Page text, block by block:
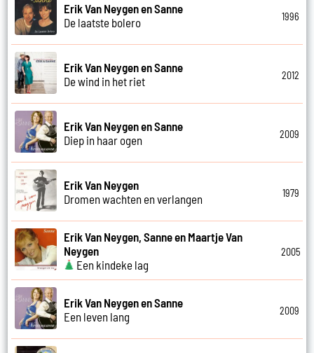
Erik Van Neygen en Sanne
De laatste bolero
1996
Erik Van Neygen en Sanne
De wind in het riet
2012
Erik Van Neygen en Sanne
Diep in haar ogen
2009
Erik Van Neygen
Dromen wachten en verlangen
1979
Erik Van Neygen, Sanne en Maartje Van
Neygen
Een kindeke lag
2005
Erik Van Neygen en Sanne
Een leven lang
2009